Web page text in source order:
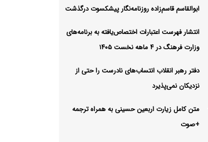
ابوالقاسم قاسم‌زاده روزنامه‌نگار پیشکسوت درگذشت
انتشار فهرست اعتبارات اختصاص‌یافته به برنامه‌های
وزارت فرهنگ در ۴ ماهه نخست ۱۴۰۵
دفتر رهبر انقلاب انتساب‌های نادرست را حتی از
نزدیکان نمی‌پذیرد
متن کامل زیارت اربعین حسینی به همراه ترجمه
+صوت